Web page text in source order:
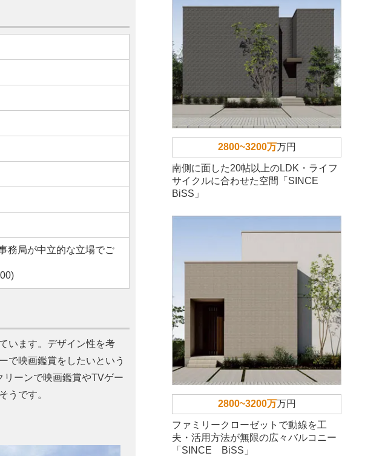
務局が中立的な立場でご
います。デザイン性を考
で映画鑑賞をしたいという
ーンで映画鑑賞やTVゲー
うです。
2800~3200万万円
南側に面した20帖以上のLDK・ライフ
サイクルに合わせた空間「SINCE
BiSS」
2800~3200万万円
ファミリークローゼットで動線を工
夫・活用方法が無限の広々バルコニー
「SINCE BiSS」